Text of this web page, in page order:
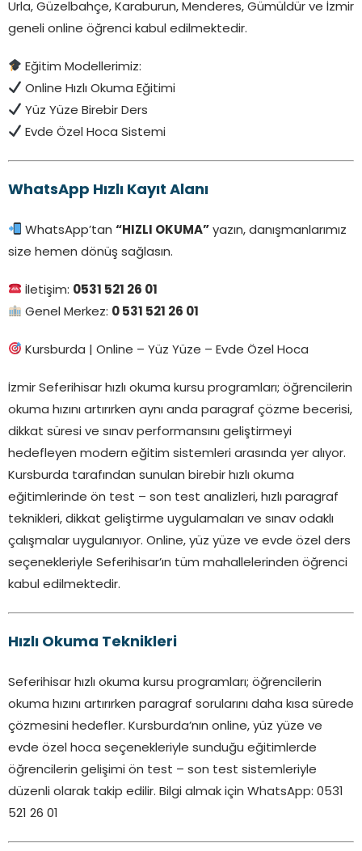
Urla, Güzelbahçe, Karaburun, Menderes, Gümüldür ve İzmir
geneli online öğrenci kabul edilmektedir.
Eğitim Modellerimiz:
Online Hızlı Okuma Eğitimi
Yüz Yüze Birebir Ders
Evde Özel Hoca Sistemi
WhatsApp Hızlı Kayıt Alanı
WhatsApp’tan“HIZLI OKUMA” yazın, danışmanlarımız
size hemen dönüş sağlasın.
İletişim: 0531 521 26 01
Genel Merkez: 0 531 521 26 01
Kursburda | Online – Yüz Yüze – Evde Özel Hoca
İzmir Seferihisar hızlı okuma kursu programları; öğrencilerin
okuma hızını artırırken aynı anda paragraf çözme becerisi,
dikkat süresi ve sınav performansını geliştirmeyi
hedefleyen modern eğitim sistemleri arasında yer alıyor.
Kursburda tarafından sunulan birebir hızlı okuma
eğitimlerinde ön test – son test analizleri, hızlı paragraf
teknikleri, dikkat geliştirme uygulamaları ve sınav odaklı
çalışmalar uygulanıyor. Online, yüz yüze ve evde özel ders
seçenekleriyle Seferihisar’ın tüm mahallelerinden öğrenci
kabul edilmektedir.
Hızlı Okuma Teknikleri
Seferihisar hızlı okuma kursu programları; öğrencilerin
okuma hızını artırırken paragraf sorularını daha kısa sürede
çözmesini hedefler. Kursburda’nın online, yüz yüze ve
evde özel hoca seçenekleriyle sunduğu eğitimlerde
öğrencilerin gelişimi ön test – son test sistemleriyle
düzenli olarak takip edilir. Bilgi almak için WhatsApp: 0531
521 26 01